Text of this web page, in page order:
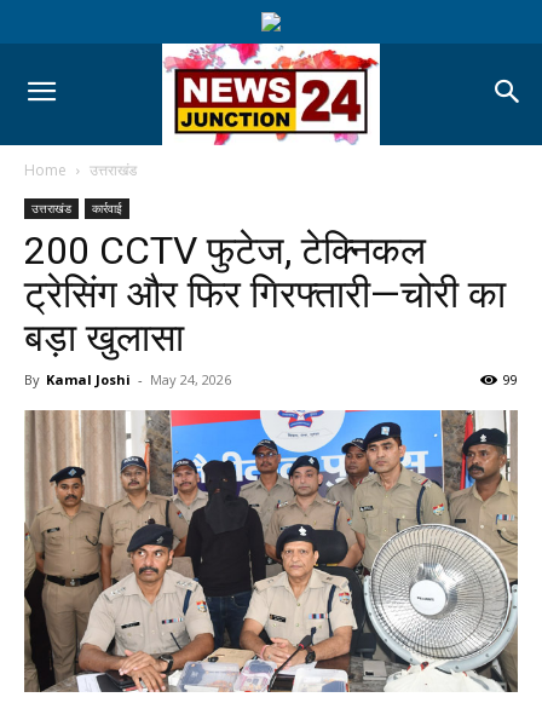
Home उत्तराखंड
उत्तराखंड कार्रवाई
200 CCTV फुटेज, टेक्निकल
ट्रेसिंग और फिर गिरफ्तारी—चोरी का
बड़ा खुलासा
By Kamal Joshi - May 24, 2026 99